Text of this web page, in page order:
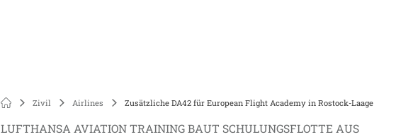
Zivil Airlines Zusätzliche DA42 für European Flight Academy in Rostock-Laage
LUFTHANSA AVIATION TRAINING BAUT SCHULUNGSFLOTTE AUS